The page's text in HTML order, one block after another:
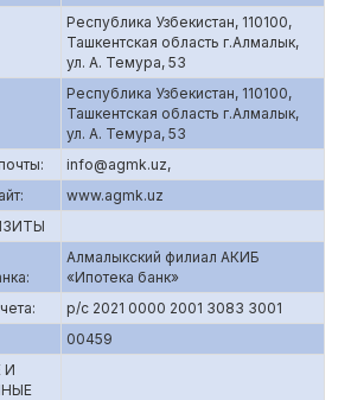
Республика Узбекистан, 110100,
Ташкентская область г.Алмалык,
ул. А. Темура, 53
Республика Узбекистан, 110100,
Ташкентская область г.Алмалык,
ул. А. Темура, 53
info@agmk.uz,
www.agmk.uz
Алмалыкский филиал АКИБ
«Ипотека банк»
р/с 2021 0000 2001 3083 3001
00459
И